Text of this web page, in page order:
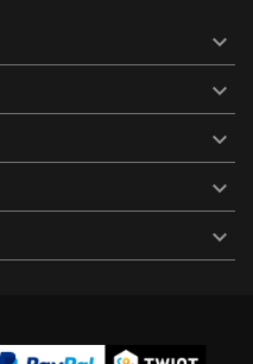




